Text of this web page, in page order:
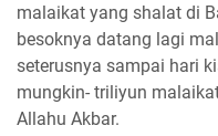
malaikat yang shalat di
besoknya datang lagi
seterusnya sampai hari
mungkin- triliyun
Allahu Akbar.